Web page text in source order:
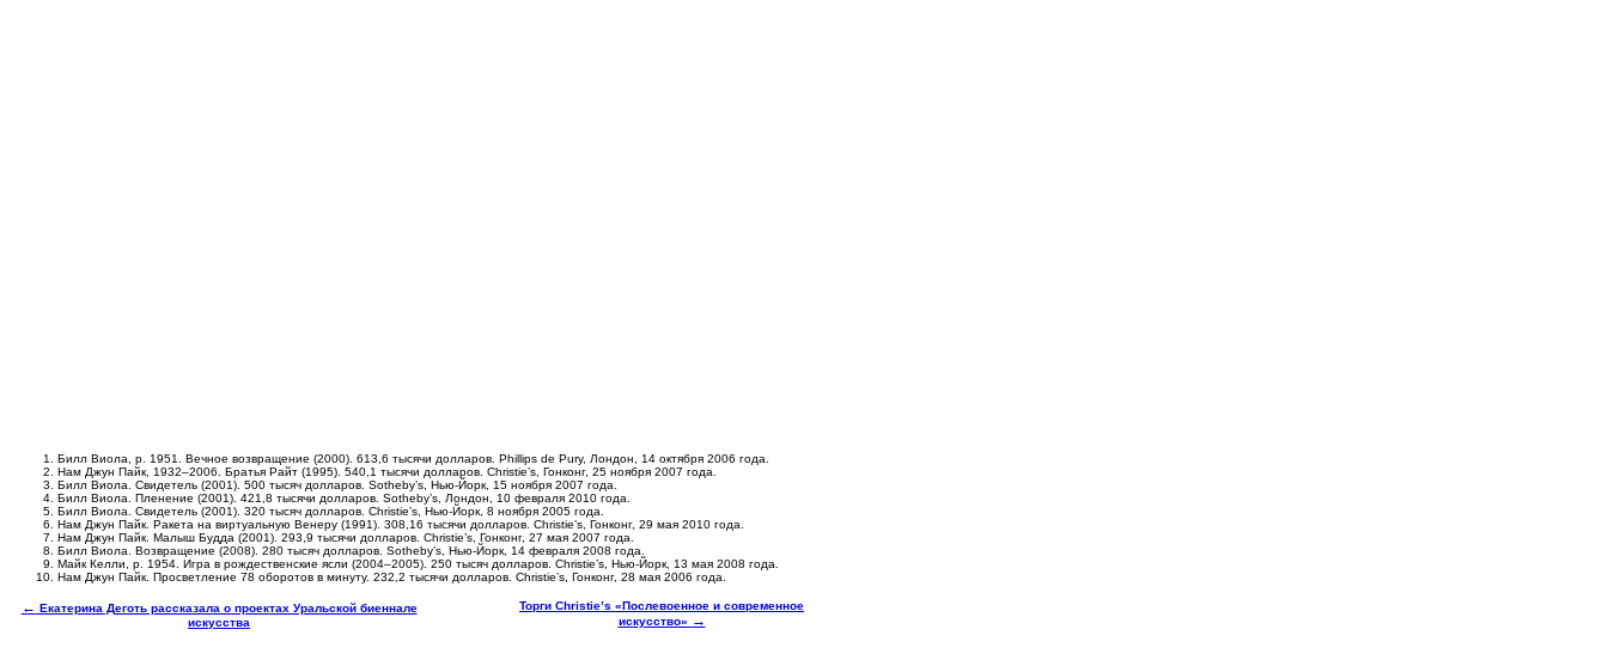
Билл Виола, р. 1951. Вечное возвращение (2000). 613,6 тысячи долларов. Phillips de Pury, Лондон, 14 октября 2006 года.
Нам Джун Пайк, 1932–2006. Братья Райт (1995). 540,1 тысячи долларов. Christie’s, Гонконг, 25 ноября 2007 года.
Билл Виола. Свидетель (2001). 500 тысяч долларов. Sotheby’s, Нью-Йорк, 15 ноября 2007 года.
Билл Виола. Пленение (2001). 421,8 тысячи долларов. Sotheby’s, Лондон, 10 февраля 2010 года.
Билл Виола. Свидетель (2001). 320 тысяч долларов. Christie’s, Нью-Йорк, 8 ноября 2005 года.
Нам Джун Пайк. Ракета на виртуальную Венеру (1991). 308,16 тысячи долларов. Christie’s, Гонконг, 29 мая 2010 года.
Нам Джун Пайк. Малыш Будда (2001). 293,9 тысячи долларов. Christie’s, Гонконг, 27 мая 2007 года.
Билл Виола. Возвращение (2008). 280 тысяч долларов. Sotheby’s, Нью-Йорк, 14 февраля 2008 года.
Майк Келли, р. 1954. Игра в рождественские ясли (2004–2005). 250 тысяч долларов. Christie’s, Нью-Йорк, 13 мая 2008 года.
Нам Джун Пайк. Просветление 78 оборотов в минуту. 232,2 тысячи долларов. Christie’s, Гонконг, 28 мая 2006 года.
← Екатерина Деготь рассказала о проектах Уральской биеннале
искусства
Торги Сhristie’s «Послевоенное и современное
искусство» →